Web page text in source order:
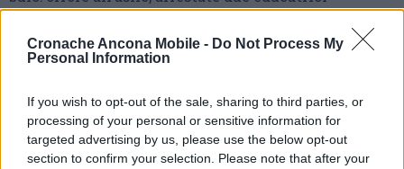
Cronache Ancona Mobile - Do Not Process My
Personal Information
If you wish to opt-out of the sale, sharing to third parties, or
processing of your personal or sensitive information for
targeted advertising by us, please use the below opt-out
section to confirm your selection. Please note that after your
l’ennesimo femminicidio:
prima la lite, poi la furia col coltello
(Foto-Video)
26 Lug-Scontro tra auto e moto a Numana:
gravissimo un centauroin eliambulanza a Torrette